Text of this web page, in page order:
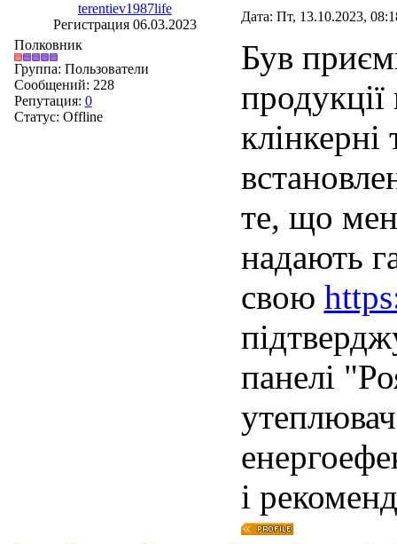
terentiev1987life
Регистрация 06.03.2023
Дата: Пт, 13.10.2023,
Полковник
Группа: Пользователи
Сообщений: 228
Репутация: 0
Статус: Offline
Був
те, що
надають
свою
панелі
і